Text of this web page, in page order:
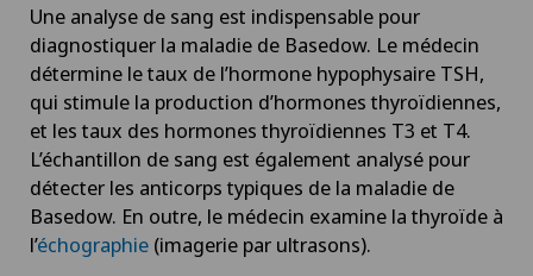
Une analyse de sang est indispensable pour
diagnostiquer la maladie de Basedow. Le médecin
détermine le taux de l’hormone hypophysaire TSH,
qui stimule la production d’hormones thyroïdiennes,
et les taux des hormones thyroïdiennes T3 et T4.
L’échantillon de sang est également analysé pour
détecter les anticorps typiques de la maladie de
Basedow. En outre, le médecin examine la thyroïde à
l’échographie (imagerie par ultrasons).